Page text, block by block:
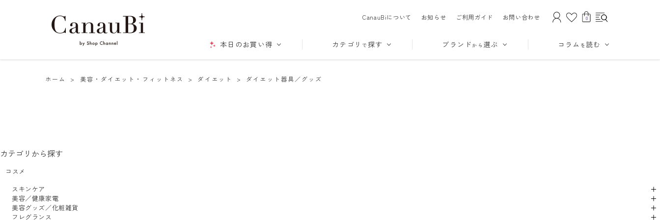
CanauBiについて お知らせ ご利用ガイド お問い合わせ 0
本日のお買い得 カテゴリ で探す ブランド から 選ぶ コラム を読む
ホーム > 美容・ダイエット・フィットネス > ダイエット > ダイエット器具／グッズ
カテゴリから探す
コスメ
スキンケア
美容／健康家電
美容グッズ／化粧雑貨
フレグランス